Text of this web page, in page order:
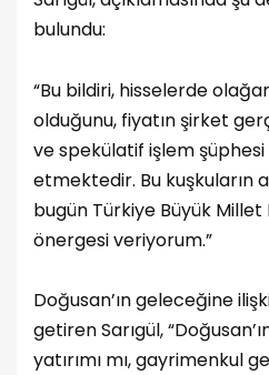
bulundu:
“Bu bildiri, hisselerde
olduğunu, fiyatın şirket
ve spekülatif işlem
etmektedir. Bu kuşkuların
bugün Türkiye Büyük Millet
önergesi veriyorum.”
Doğusan’ın geleceğine
getiren Sarıgül,
yatırımı mı, gayrimenkul